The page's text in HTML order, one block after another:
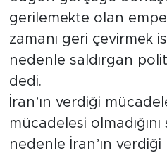
gerilemekte olan
zamanı geri çevirmek
nedenle saldırgan
dedi.
İran’ın verdiği
mücadelesi
nedenle İran’ın